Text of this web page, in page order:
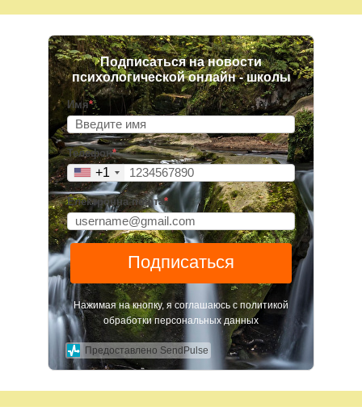
Подписаться на новости
психологической онлайн - школы
Имя*
Телефон*
+1
Електронна пошта*
Подписаться
Нажимая на кнопку, я соглашаюсь с политикой
обработки персональных данных
Предоставлено SendPulse